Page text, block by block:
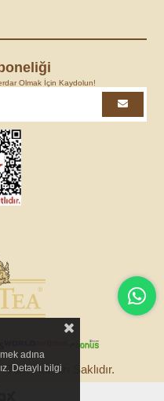
Olmak İçin Kaydolun!
Tüm Hakları Saklıdır.
adına
Detaylı bilgi